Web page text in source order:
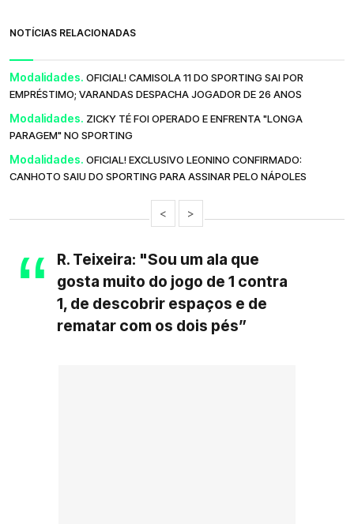
NOTÍCIAS RELACIONADAS
Modalidades. OFICIAL! CAMISOLA 11 DO SPORTING SAI POR
EMPRÉSTIMO; VARANDAS DESPACHA JOGADOR DE 26 ANOS
Modalidades. ZICKY TÉ FOI OPERADO E ENFRENTA "LONGA
PARAGEM" NO SPORTING
Modalidades. OFICIAL! EXCLUSIVO LEONINO CONFIRMADO:
CANHOTO SAIU DO SPORTING PARA ASSINAR PELO NÁPOLES
< >
R. Teixeira: "Sou um ala que
gosta muito do jogo de 1 contra
1, de descobrir espaços e de
rematar com os dois pés”